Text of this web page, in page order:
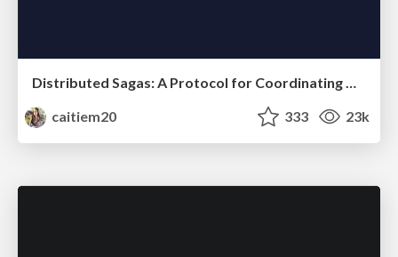
Distributed Sagas: A Protocol for Coordinating Microservices
caitiem20
333 23k